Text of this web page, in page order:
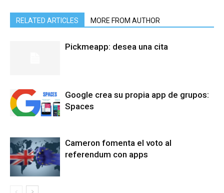
RELATED ARTICLES MORE FROM AUTHOR
Pickmeapp: desea una cita
Google crea su propia app de grupos:
Spaces
Cameron fomenta el voto al
referendum con apps